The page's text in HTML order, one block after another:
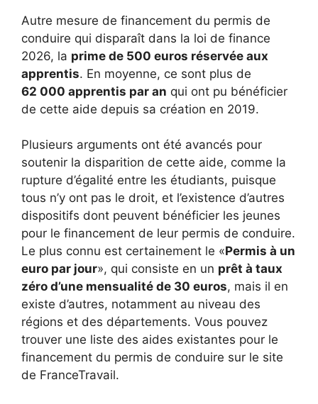
Autre mesure de financement du permis de
conduire qui disparaît dans la loi de finance
2026, la prime de 500 euros réservée aux
apprentis. En moyenne, ce sont plus de
62 000 apprentis par an qui ont pu bénéficier
de cette aide depuis sa création en 2019.
Plusieurs arguments ont été avancés pour
soutenir la disparition de cette aide, comme la
rupture d’égalité entre les étudiants, puisque
tous n’y ont pas le droit, et l’existence d’autres
dispositifs dont peuvent bénéficier les jeunes
pour le financement de leur permis de conduire.
Le plus connu est certainement le «Permis à un
euro par jour», qui consiste en un prêt à taux
zéro d’une mensualité de 30 euros, mais il en
existe d’autres, notamment au niveau des
régions et des départements. Vous pouvez
trouver une liste des aides existantes pour le
financement du permis de conduire sur le site
de FranceTravail.